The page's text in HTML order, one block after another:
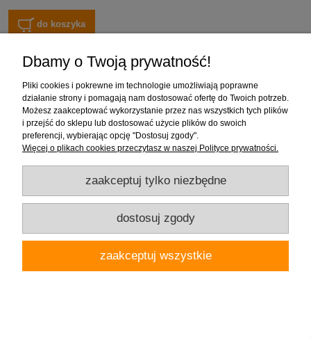
do koszyka
Dbamy o Twoją prywatność!
Pliki cookies i pokrewne im technologie umożliwiają poprawne
działanie strony i pomagają nam dostosować ofertę do Twoich potrzeb.
Możesz zaakceptować wykorzystanie przez nas wszystkich tych plików
i przejść do sklepu lub dostosować użycie plików do swoich
preferencji, wybierając opcję "Dostosuj zgody".
Więcej o plikach cookies przeczytasz w naszej Polityce prywatności.
zaakceptuj tylko niezbędne
dostosuj zgody
zaakceptuj wszystkie